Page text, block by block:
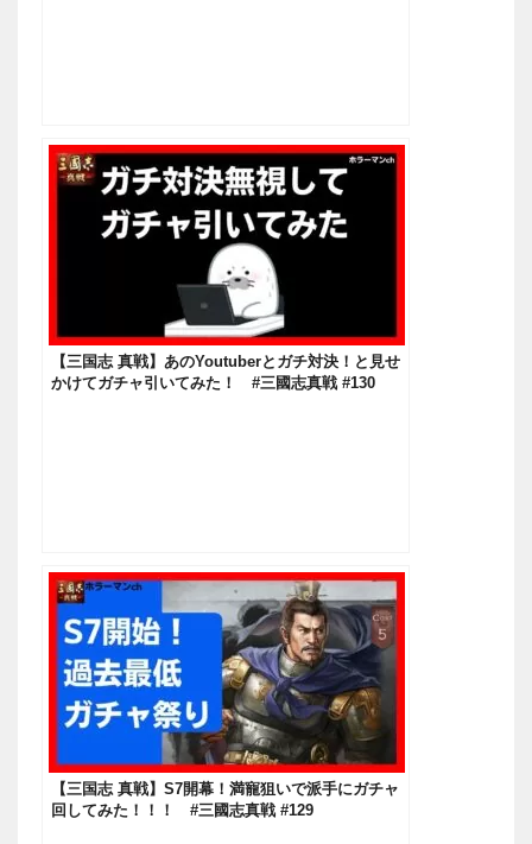
【三国志 真戦】あのYoutuberとガチ対決！と見せ
かけてガチャ引いてみた！ #三國志真戦 #130
【三国志 真戦】S7開幕！満寵狙いで派手にガチャ
回してみた！！！ #三國志真戦 #129